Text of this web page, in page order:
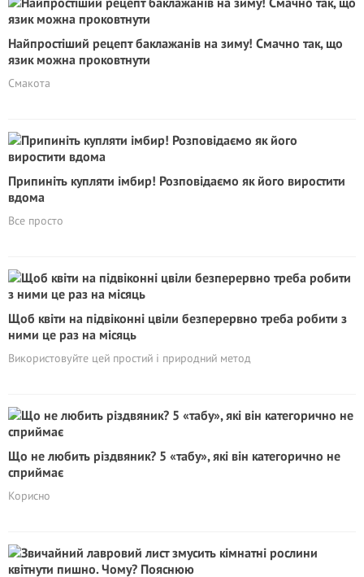
Найпростіший рецепт баклажанів на зиму! Смачно так, що
язик можна проковтнути
Смакота
Припиніть купляти імбир! Розповідаємо як його виростити
вдома
Все просто
Щоб квіти на підвіконні цвіли безперервно треба робити з
ними цe раз на мiсяць
Використовуйте цей простий і природний метод
Що не любить різдвяник? 5 «табу», які він категорично не
сприймає
Корисно